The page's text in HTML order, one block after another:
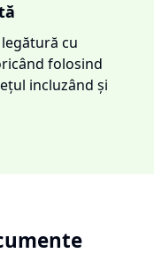
cu
folosind
incluzând și